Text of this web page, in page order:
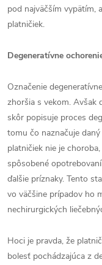
pod najväčším vypätím,
platničiek.
Degeneratívne
Označenie
zhoršia s vekom. Avšak
skôr popisuje proces
tomu čo naznačuje
platničiek nie je
spôsobené
ďalšie príznaky. Tento
vo väčšine prípadov ho
nechirurgických
Hoci je pravda, že
bolesť pochádzajúca z